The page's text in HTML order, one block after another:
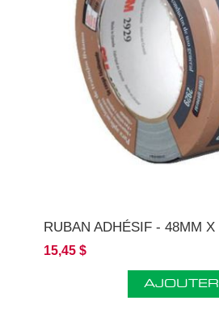
RUBAN ADHÉSIF - 48MM X
15,45 $
AJOUTER